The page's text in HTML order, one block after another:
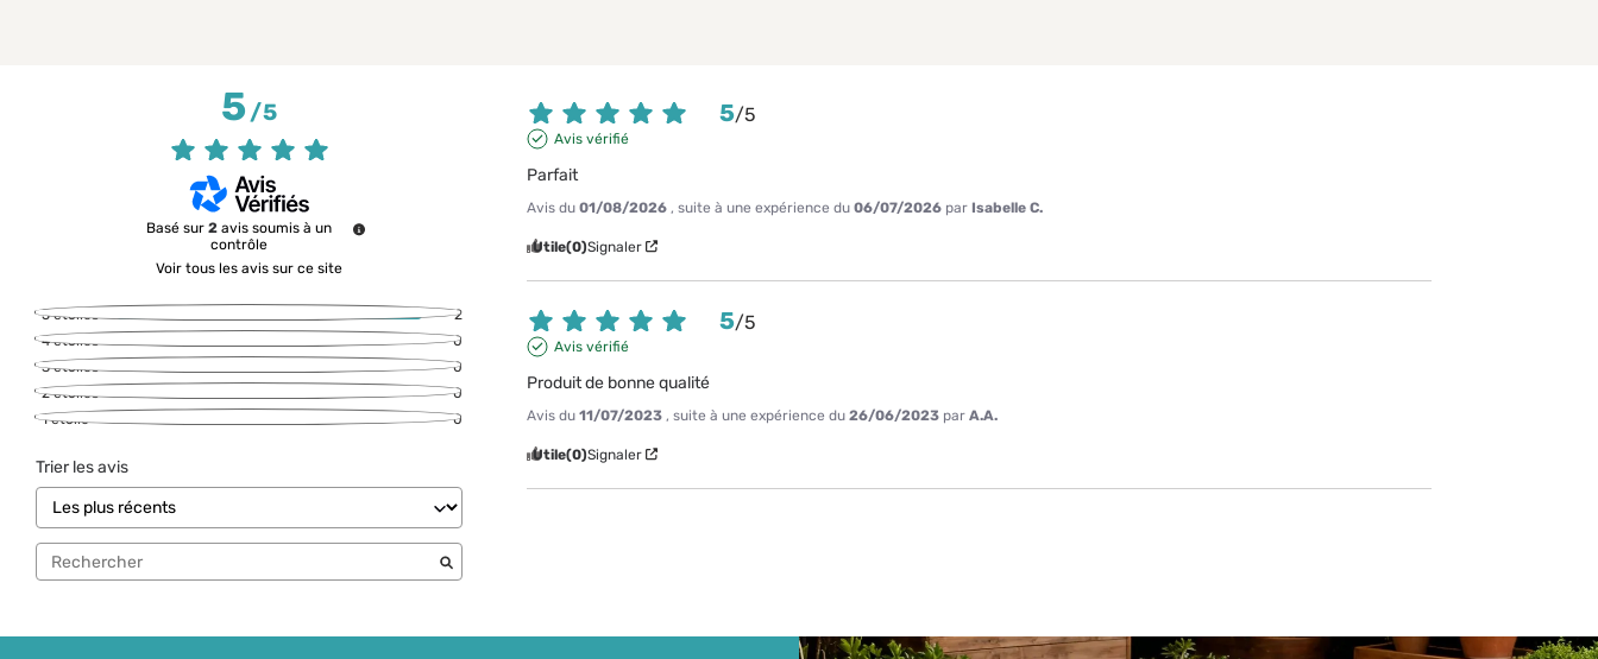
5/5
Basé sur 2 avis soumis à un
contrôle
Voir tous les avis sur ce site
5étoiles
2
4étoiles
0
3étoiles
0
2étoiles
0
1étoile 0
Trier les avis
5/5
Avis vérifié
Parfait
Avis du01/08/2026 , suite à une expérience du06/07/2026 parIsabelle C.
Utile(0)Signaler
5/5
Avis vérifié
Produit de bonne qualité
Avis du11/07/2023 , suite à une expérience du26/06/2023 parA.A.
Utile(0)Signaler